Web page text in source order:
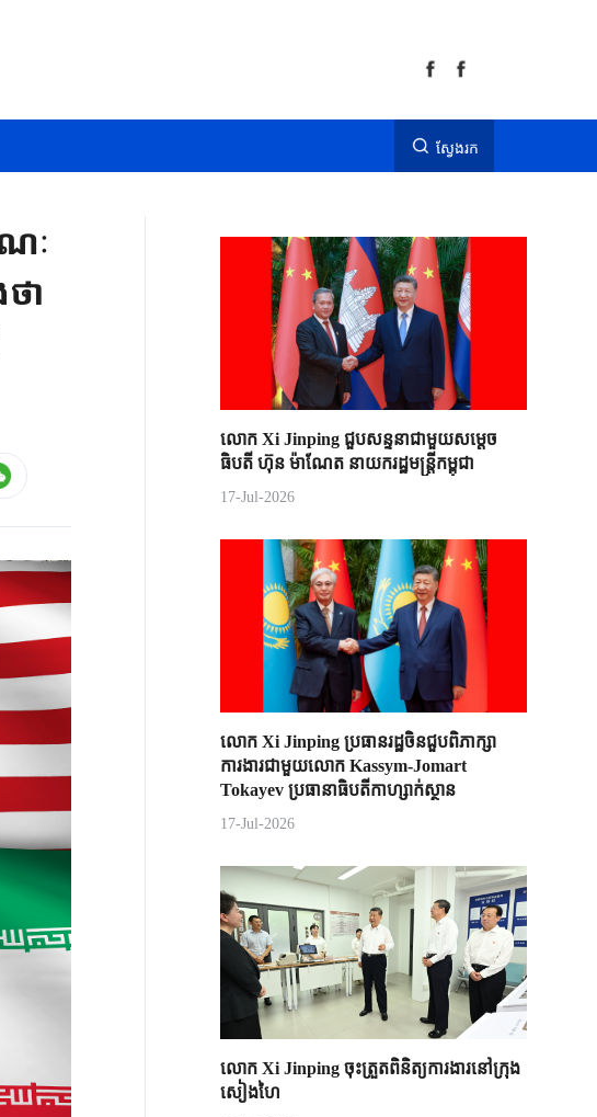
ស្វែងរក
ៈ
ា
លោក Xi Jinping ជួបសន្ទនាជាមួយសម្តេច
ធិបតី ហ៊ុន ម៉ាណែត នាយករដ្ឋមន្ត្រីកម្ពុជា
17-Jul-2026
លោក Xi Jinping ប្រធានរដ្ឋចិន​ជួបពិភាក្សា​
ការងារជាមួយ​លោក Kassym-Jomart ​
Tokayev ​ប្រធានាធិបតី​កាហ្សាក់ស្ថាន​
17-Jul-2026
លោក Xi Jinping ចុះត្រួតពិនិត្យការងារនៅក្រុង
សៀងហៃ